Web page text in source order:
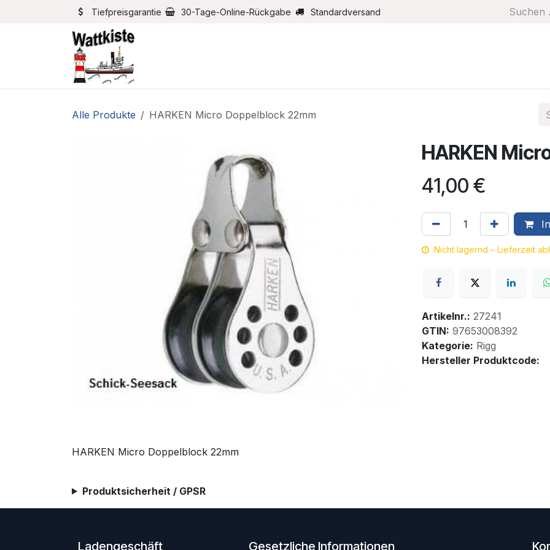
Zum Inhalt springenTiefpreisgarantie 30-Tage-Online-Rückgabe Standardversand
Alle Produkte HARKEN Micro Doppelblock 22mm
HARKEN
41,00 €
Nicht lagernd – Lieferzeit
Artikelnr.: 27241
GTIN: 97653008392
Kategorie: Rigg
Hersteller Produktcode:
HARKEN Micro Doppelblock 22mm
Produktsicherheit / GPSR
Ladengeschäft Gesetzliche Informationen